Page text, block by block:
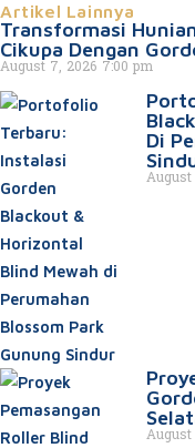
Artikel Lainnya
Transformasi
Cikupa Dengan
August 7, 2026 7:00 pm
Di
August
August